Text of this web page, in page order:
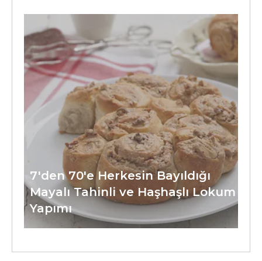
7'den 70'e Herkesin Bayıldığı
Mayalı Tahinli ve Haşhaşlı Lokum
Yapımı